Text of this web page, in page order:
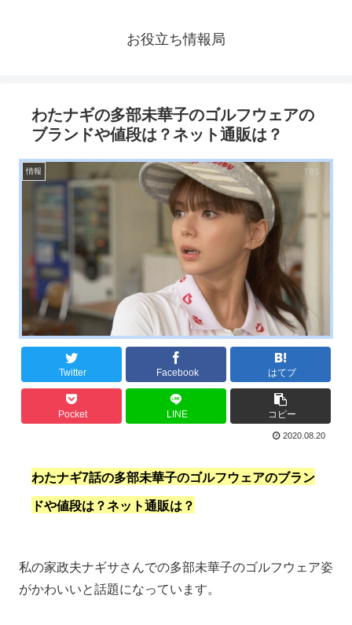
お役立ち情報局
わたナギの多部未華子のゴルフウェアの
ブランドや値段は？ネット通販は？
情報
Twitter Facebook はてブ
Pocket LINE コピー
2020.08.20
わたナギ7話の多部未華子のゴルフウェアのブラン
ドや値段は？ネット通販は？
私の家政夫ナギサさんでの多部未華子のゴルフウェア姿
がかわいいと話題になっています。